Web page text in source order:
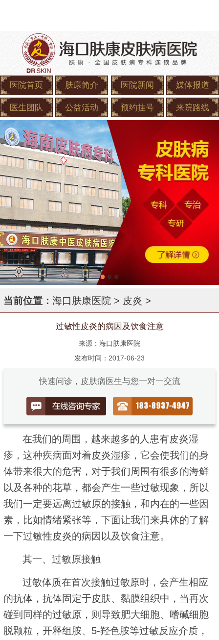
医院首页 肤康简介 医院新闻 媒体报道
医生团队 公益活动 预约挂号 来院路线
当前位置： 海口肤康医院 > 皮炎 >
过敏性皮炎的病因及饮食注意
来源：海口肤康医院
发布时间：2017-06-23
快速问诊，皮肤病医生与您一对一交流
在我们的周围，越来越多的人患有皮炎湿
疹，这种疾病面对着皮炎湿疹，它会使我们的身
体带来很大的危害，对于我们周围有很多的海鲜
以及各种的花草，都会产生一些过敏现象，所以
我们一定要远离过敏原的接触，和内在的一些因
素，比如情绪紧张等，下面让我们来具体的了解
一下过敏性皮炎的病因以及饮食注意。
其一、过敏原接触
过敏体质在首次接触过敏原时，会产生相应
的抗体，抗体固定于皮肤、黏膜组织中，当再次
碰到同样的过敏原，则导致肥大细胞、嗜碱细胞
脱颗粒，开释组胺、5-羟色胺等过敏反应介质，